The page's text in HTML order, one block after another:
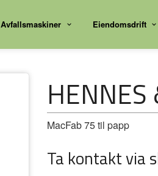
Avfallsmaskiner Eiendomsdrift
MacFab 75 til papp
Ta kontakt via